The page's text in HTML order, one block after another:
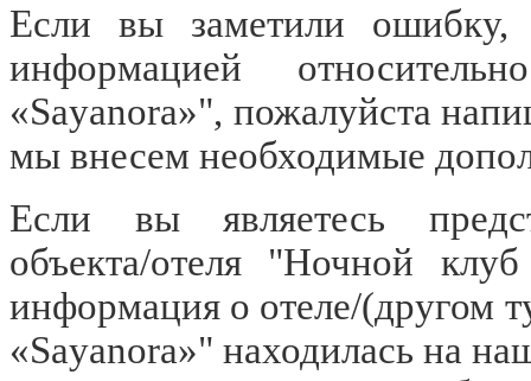
Если вы заметили ошибку,
информацией
«Sayanora»", пожалуйста
мы внесем необходимые
Если вы являетесь
объекта/отеля "Ночной
информация о отеле/(другом
«Sayanora»" находилась на